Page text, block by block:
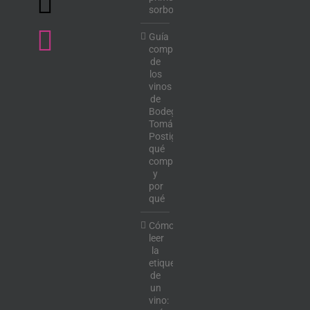
sorbo
Guía
completa
de
los
vinos
de
Bodega
Tomás
Postigo:
qué
comprar
y
por
qué
Cómo
leer
la
etiqueta
de
un
vino: